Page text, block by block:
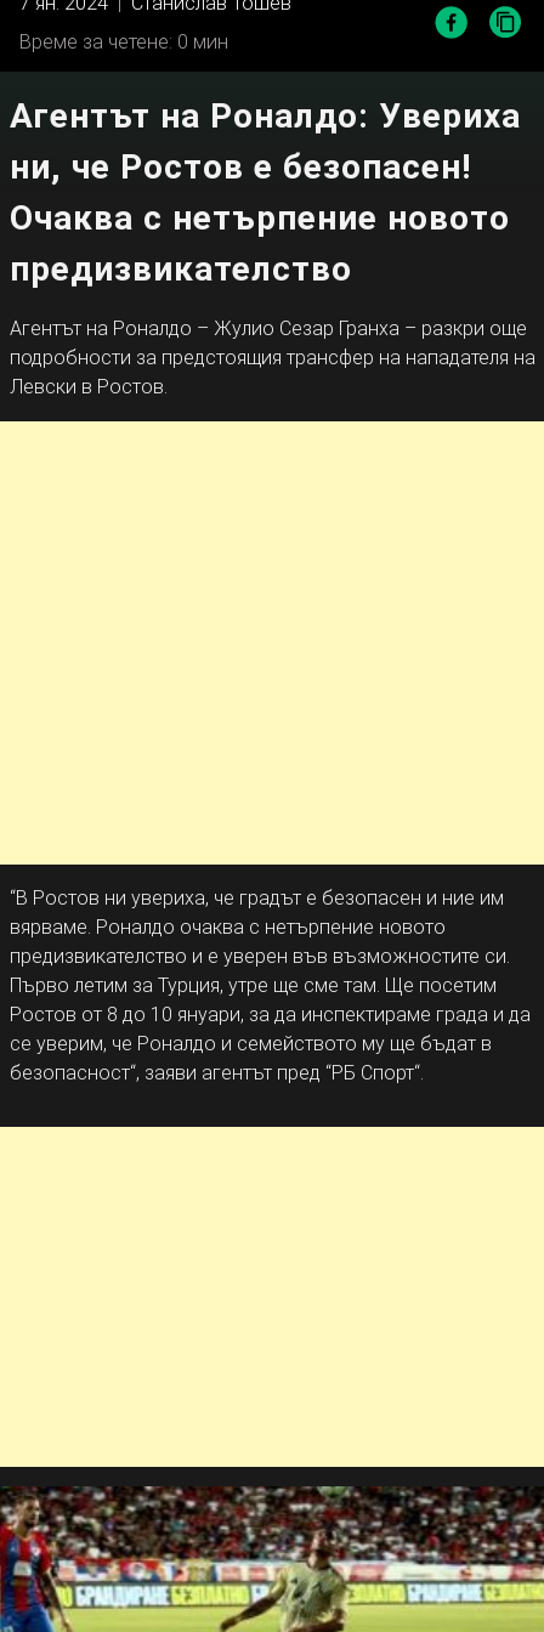
Време за четене: 0 мин
Агентът на Роналдо: Увериха
ни, че Ростов е безопасен!
Очаква с нетърпение новото
предизвикателство
Агентът на Роналдо – Жулио Сезар Гранха – разкри още
подробности за предстоящия трансфер на нападателя на
Левски в Ростов.
“В Ростов ни увериха, че градът е безопасен и ние им
вярваме. Роналдо очаква с нетърпение новото
предизвикателство и е уверен във възможностите си.
Първо летим за Турция, утре ще сме там. Ще посетим
Ростов от 8 до 10 януари, за да инспектираме града и да
се уверим, че Роналдо и семейството му ще бъдат в
безопасност“, заяви агентът пред “РБ Спорт“.